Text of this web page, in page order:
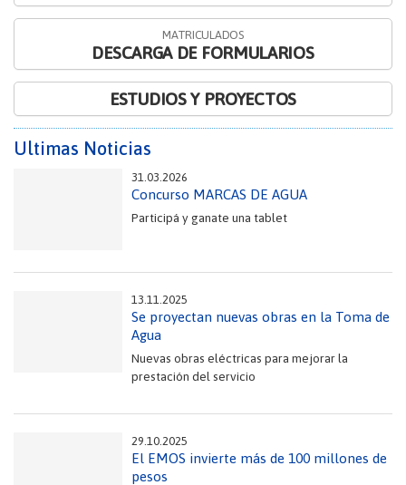
MATRICULADOS
DESCARGA DE FORMULARIOS
ESTUDIOS Y PROYECTOS
Ultimas Noticias
31.03.2026
Concurso MARCAS DE AGUA
Participá y ganate una tablet
13.11.2025
Se proyectan nuevas obras en la Toma de
Agua
Nuevas obras eléctricas para mejorar la
prestación del servicio
29.10.2025
El EMOS invierte más de 100 millones de
pesos